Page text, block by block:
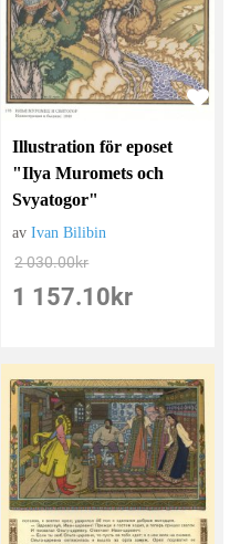
Illustration för eposet
"Ilya Muromets och
Svyatogor"
avIvan Bilibin
2 030.00kr
1 157.10 kr